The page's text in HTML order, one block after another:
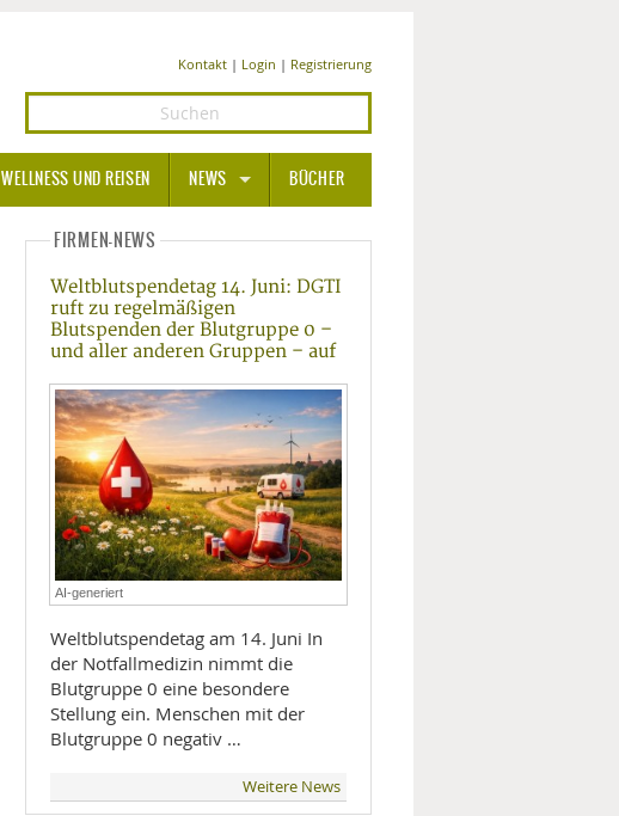
Kontakt| Login | Registrierung
WELLNESS UND REISEN NEWS
MEDIZIN UND PHARMA
ERNÄHRUNG
BEAUTY UND PFLEGE
SPORT UND FITNESS
WELLNESS UND REISEN
LIFESTYLE
BÜCHER
FIRMEN-NEWS
Weltblutspendetag 14. Juni: DGTI
ruft zu regelmäßigen
Blutspenden der Blutgruppe 0 –
und aller anderen Gruppen – auf
AI-generiert
Weltblutspendetag am 14. Juni In
der Notfallmedizin nimmt die
Blutgruppe 0 eine besondere
Stellung ein. Menschen mit der
Blutgruppe 0 negativ …
Weitere News